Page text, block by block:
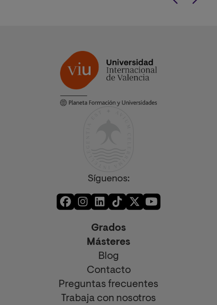
Síguenos:
Grados
Másteres
Blog
Contacto
Preguntas frecuentes
Trabaja con nosotros